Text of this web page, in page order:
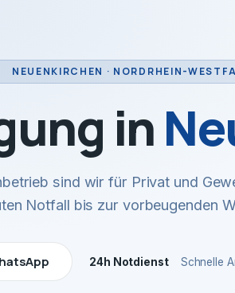
NEUENKIRCHEN · NORDRHEIN-
in
sind wir für Privat und
Notfall bis zur vorbeugenden
24h Notdienst Schnelle